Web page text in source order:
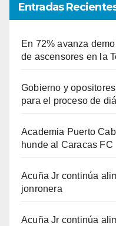
Entradas
En 72% avanza
de ascensores en la
Gobierno y
para el proceso de
Academia Puerto
hunde al Caracas FC
Acuña Jr continúa
jonronera
Acuña Jr continúa